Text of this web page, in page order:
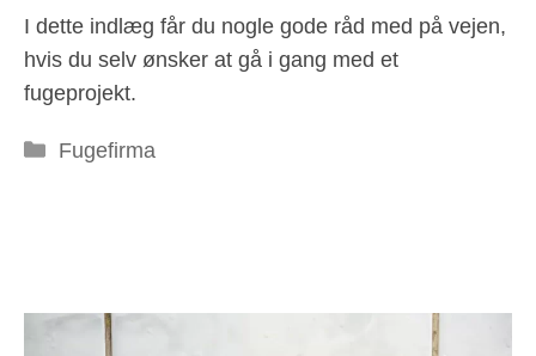
I dette indlæg får du nogle gode råd med på vejen,
hvis du selv ønsker at gå i gang med et
fugeprojekt.
Kategorier
Fugefirma